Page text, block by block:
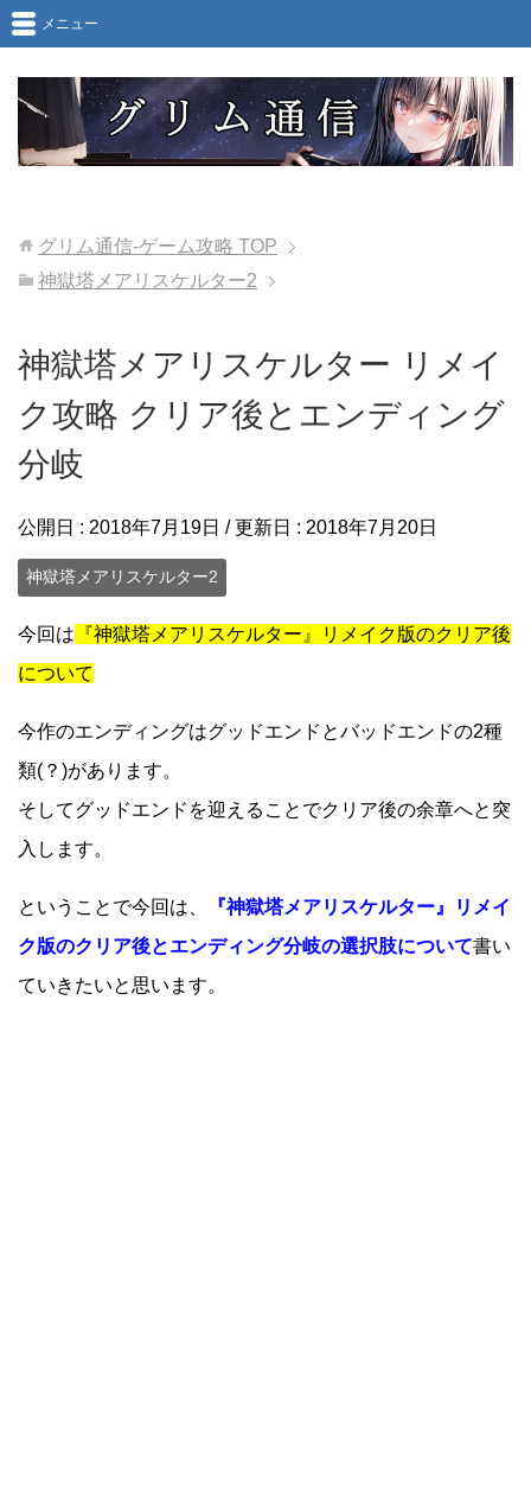
メニュー
グリム通信-ゲーム攻略 TOP
神獄塔メアリスケルター2
神獄塔メアリスケルター リメイ
ク攻略 クリア後とエンディング
分岐
公開日 : 2018年7月19日 / 更新日 : 2018年7月20日
神獄塔メアリスケルター2
今回は 『神獄塔メアリスケルター』リメイク版のクリア後
について
今作のエンディングはグッドエンドとバッドエンドの2種
類(？)があります。
そしてグッドエンドを迎えることでクリア後の余章へと突
入します。
ということで今回は、
『神獄塔メアリスケルター』リメイ
ク版のクリア後とエンディング分岐の選択肢について書い
ていきたいと思います。